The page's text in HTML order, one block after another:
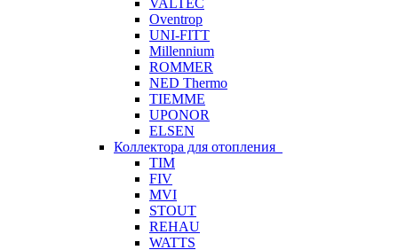
VALTEC
Oventrop
UNI-FITT
Millennium
ROMMER
NED Thermo
TIEMME
UPONOR
ELSEN
Коллектора для отопления
TIM
FIV
MVI
STOUT
REHAU
WATTS